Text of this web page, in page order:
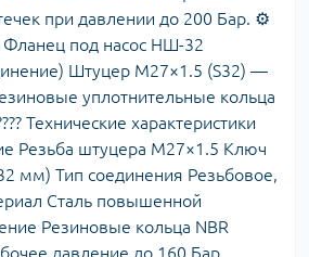
при давлении до 200 Бар. ⚙️
Фланец под насос НШ-32
Штуцер М27×1.5 (S32) —
уплотнительные кольца
Технические характеристики
Резьба штуцера М27×1.5 Ключ
мм) Тип соединения Резьбовое,
Сталь повышенной
Резиновые кольца NBR
давление до 160 Бар